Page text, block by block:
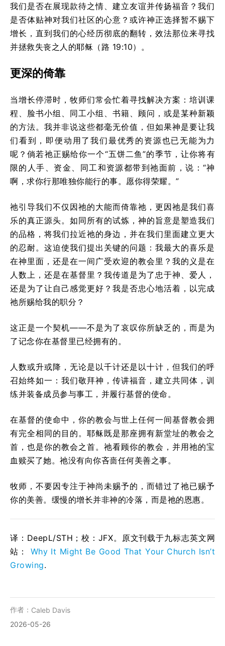
我们是否在展现款待之情、建立友谊并传扬福音？我们
是否体贴神对我们社区的心意？或许神正选择暂不赐下
增长，直到我们的心经历彻底的翻转，效法那位来寻找
并拯救失丧之人的耶稣（路 19:10）。
更深的倚靠
当增长停滞时，牧师们常会忙着寻找解决方案：培训课
程、脸书小组、同工小组、书籍、顾问，或是某种新颖
的方法。我并非说这些都毫无价值，但如果神是要让我
们看到，即便动用了我们最优秀的资源也已无能为力
呢？倘若祂正赐给你一个“五饼二鱼”的季节，让你将有
限的人手、资金、同工和资源都带到祂面前，说：“神
啊，求你行那唯独你能行的事。愿你得荣耀。”
祂引导我们不仅因祂的大能而倚靠祂，更因祂是我们喜
乐的真正源头。如同所有的试炼，神的旨意是塑造我们
的品格，将我们拉近祂的身边，并在我们里面建立更大
的忍耐。这迫使我们提出关键的问题：我最大的喜乐是
在神里面，还是在一间广受欢迎的教会里？我的义是在
人数上，还是在基督里？我传道是为了忠于神、爱人，
还是为了让自己感觉更好？我是否忠心地活着，以完成
祂所赐给我的职分？
这正是一个契机——不是为了哀叹你所缺乏的，而是为
了记念你在基督里已经拥有的。
人数或升或降，无论是以千计还是以十计，但我们的呼
召始终如一：我们敬拜神，传讲福音，建立共同体，训
练并装备成员参与事工，并履行基督的使命。
在基督的使命中，你的教会与世上任何一间基督教会拥
有完全相同的目的。耶稣既是那座拥有新堂址的教会之
首，也是你的教会之首。祂看顾你的教会，并用祂的宝
血赎买了她。祂没有向你吝啬任何美善之事。
牧师，不要因专注于神尚未赐予的，而错过了祂已赐予
你的美善。缓慢的增长并非神的冷落，而是祂的恩惠。
译：DeepL/STH；校： JFX。原文刊载于九标志英文网
站： Why It Might Be Good That Your Church Isn’t
Growing.
作者： Caleb Davis
2026-05-26